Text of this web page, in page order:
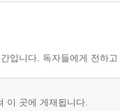
입니다. 독자들에게 전하
이 곳에 게재됩니다.